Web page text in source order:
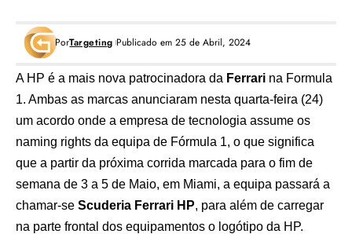
PorTargeting Publicado em 25 de Abril, 2024
A HP é a mais nova patrocinadora da Ferrari na Formula
1. Ambas as marcas anunciaram nesta quarta-feira (24)
um acordo onde a empresa de tecnologia assume os
naming rights da equipa de Fórmula 1, o que significa
que a partir da próxima corrida marcada para o fim de
semana de 3 a 5 de Maio, em Miami, a equipa passará a
chamar-se Scuderia Ferrari HP, para além de carregar
na parte frontal dos equipamentos o logótipo da HP.